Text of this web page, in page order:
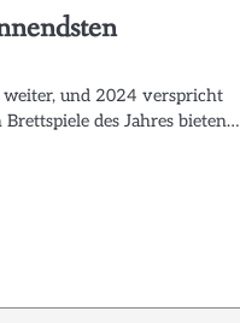
und 2024 verspricht
des Jahres bieten…